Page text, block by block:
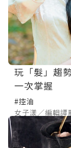
玩「髮」趨
一次掌握
#控油
女子漾／編輯譚